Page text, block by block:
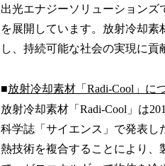
出光エナジーソリューション
を展開しています。放射冷却素
し、持続可能な社会の実現に貢
■放射冷却素材「Radi-Cool」に
放射冷却素材「Radi-Cool」は
科学誌「サイエンス」で発表し
熱技術を複合することにより、